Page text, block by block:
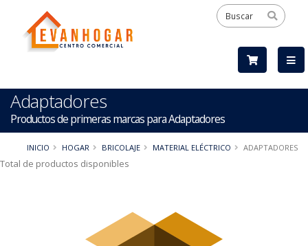
Adaptadores
Productos de primeras marcas para Adaptadores
INICIO HOGAR BRICOLAJE MATERIAL ELÉCTRICO ADAPTADORES
Total de productos disponibles